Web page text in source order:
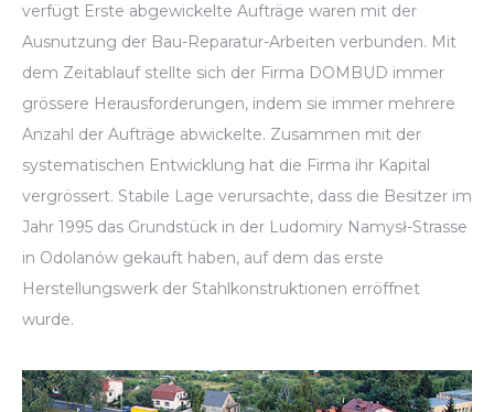
verfügt Erste abgewickelte Aufträge waren mit der
Ausnutzung der Bau-Reparatur-Arbeiten verbunden. Mit
dem Zeitablauf stellte sich der Firma DOMBUD immer
grössere Herausforderungen, indem sie immer mehrere
Anzahl der Aufträge abwickelte. Zusammen mit der
systematischen Entwicklung hat die Firma ihr Kapital
vergrössert. Stabile Lage verursachte, dass die Besitzer im
Jahr 1995 das Grundstück in der Ludomiry Namysł-Strasse
in Odolanów gekauft haben, auf dem das erste
Herstellungswerk der Stahlkonstruktionen erröffnet
wurde.